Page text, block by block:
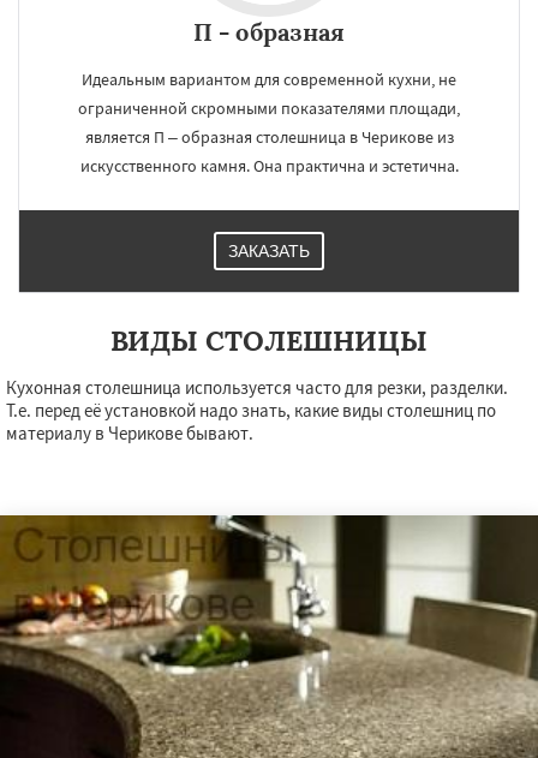
Костюковичи
П - образная
Идеальным вариантом для современной кухни, не
ограниченной скромными показателями площади,
является П – образная столешница в Черикове из
искусственного камня. Она практична и эстетична.
ЗАКАЗАТЬ
ВИДЫ СТОЛЕШНИЦЫ
Кухонная столешница используется часто для резки, разделки.
Т.е. перед её установкой надо знать, какие виды столешниц по
материалу в Черикове бывают.
Даю согласие на обработку персональных данных